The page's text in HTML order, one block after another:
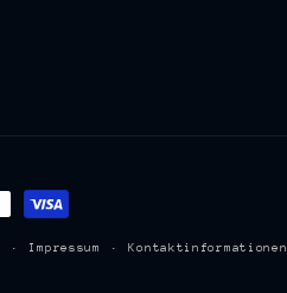
Impressum Kontaktinformationen